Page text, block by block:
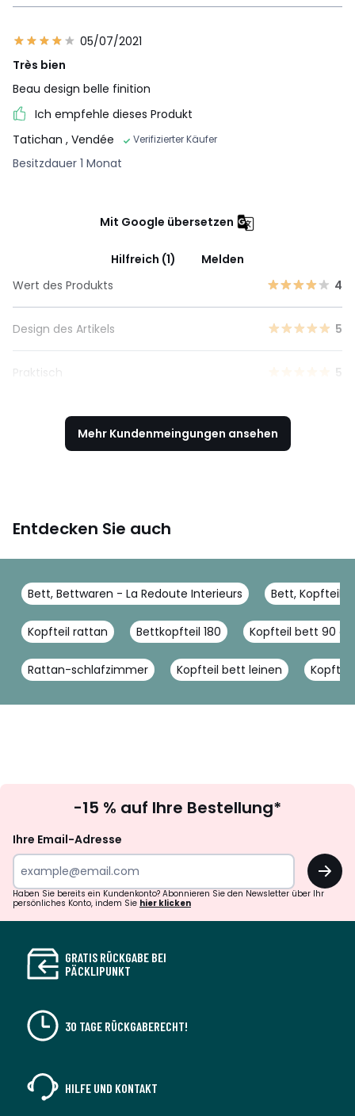
05/07/2021
Très bien
Beau design belle finition
Ich empfehle dieses Produkt
Tatichan , Vendée Verifizierter Käufer
Besitzdauer 1 Monat
Mit Google übersetzen
Hilfreich (1)
Melden
Wert des Produkts
4
Design des Artikels 5
Praktisch 5
Mehr Kundenmeingungen ansehen
Entdecken Sie auch
Bett, Bettwaren - La Redoute Interieurs Bett, Kopfteil -
Kopfteil rattan Bettkopfteil 180 Kopfteil bett 90
Rattan-schlafzimmer Kopfteil bett leinen
abonnieren
-15 % auf Ihre Bestellung*
Ihre Email-Adresse
OK
Haben Sie bereits ein Kundenkonto? Abonnieren Sie den Newsletter über Ihr
persönliches Konto, indem Sie hier klicken
GRATIS RÜCKGABE BEI
PÄCKLIPUNKT
30 TAGE RÜCKGABERECHT!
HILFE UND KONTAKT